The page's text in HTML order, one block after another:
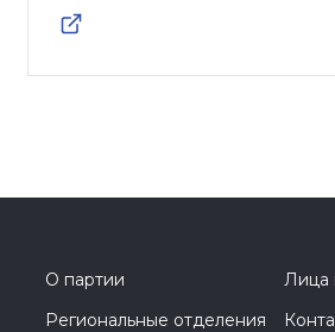
О партии
Лица
Региональные отделения